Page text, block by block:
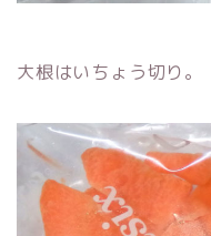
大根はいちょう切り。